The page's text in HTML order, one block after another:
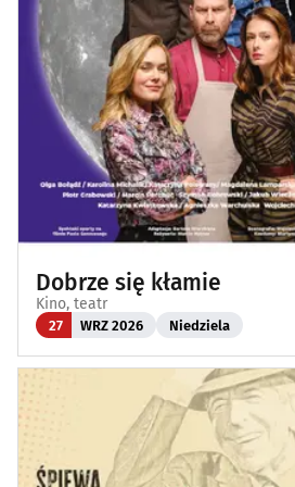
Dobrze się kłamie
Kino, teatr
27 WRZ 2026 Niedziela